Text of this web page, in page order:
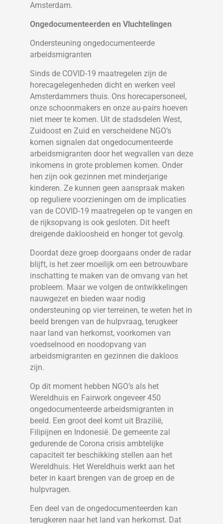
Amsterdam.
Ongedocumenteerden en Vluchtelingen
Ondersteuning ongedocumenteerde
arbeidsmigranten
Sinds de COVID-19 maatregelen zijn de
horecagelegenheden dicht en werken veel
Amsterdammers thuis. Ons horecapersoneel,
onze schoonmakers en onze au-pairs hoeven
niet meer te komen. Uit de stadsdelen West,
Zuidoost en Zuid en verscheidene NGO’s
komen signalen dat ongedocumenteerde
arbeidsmigranten door het wegvallen van deze
inkomens in grote problemen komen. Onder
hen zijn ook gezinnen met minderjarige
kinderen. Ze kunnen geen aanspraak maken
op reguliere voorzieningen om de implicaties
van de COVID-19 maatregelen op te vangen en
de rijksopvang is ook gesloten. Dit heeft
dreigende dakloosheid en honger tot gevolg.
Doordat deze groep doorgaans onder de radar
blijft, is het zeer moeilijk om een betrouwbare
inschatting te maken van de omvang van het
probleem. Maar we volgen de ontwikkelingen
nauwgezet en bieden waar nodig
ondersteuning op vier terreinen, te weten het in
beeld brengen van de hulpvraag, terugkeer
naar land van herkomst, voorkomen van
voedselnood en noodopvang van
arbeidsmigranten en gezinnen die dakloos
zijn.
Op dit moment hebben NGO’s als het
Wereldhuis en Fairwork ongeveer 450
ongedocumenteerde arbeidsmigranten in
beeld. Een groot deel komt uit Brazilië,
Filipijnen en Indonesië. De gemeente zal
gedurende de Corona crisis ambtelijke
capaciteit ter beschikking stellen aan het
Wereldhuis. Het Wereldhuis werkt aan het
beter in kaart brengen van de groep en de
hulpvragen.
Een deel van de ongedocumenteerden kan
terugkeren naar het land van herkomst. Dat